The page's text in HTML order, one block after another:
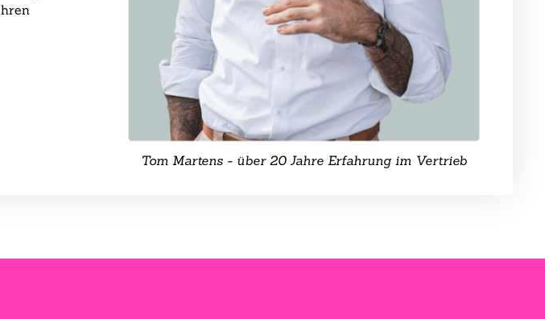
Tom Martens - über 20 Jahre Erfahrung im Vertrieb